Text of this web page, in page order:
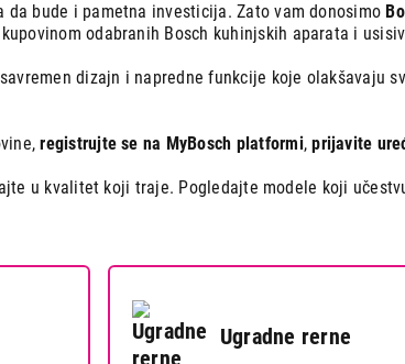
bude i pametna investicija. Zato vam donosimo
odabranih Bosch kuhinjskih aparata i
dizajn i napredne funkcije koje olakšavaju
registrujte se na MyBosch platformi,prijavite
u kvalitet koji traje. Pogledajte modele koji
Ugradne rerne